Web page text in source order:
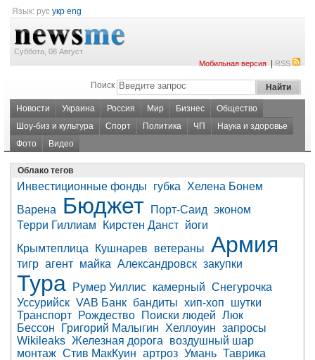
Язык: рус укр eng
Суббота, 08 Август
Мобильная версия|RSS
Поиск
Новости Украина Россия Мир Бизнес
Общество
Шоу-биз и культура
Спорт Политика ЧП
Наука и здоровье
Фото
Видео
Облако тегов
Инвестиционные фонды губка
Хелена Бонем
Варена
Бюджет Порт-Саид эконом
Терри Гиллиам
Кирстен Данст йоги
Крымтеплица
Кушнарев ветераны Армия
тигр агент майка Александровск закупки
Тура Румер Уиллис камерный Снегурочка
Уссурийск VAB Банк бандиты хип-хоп
шутки
Транспорт
Рождество Поиски людей Люк
Бессон
Григорий Малыгин Хеллоуин запросы
Wikileaks Железная дорога
воздушный шар
монтаж Стив МакКуин артроз Умань Таврика